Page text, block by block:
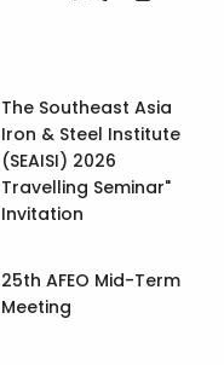
The Southeast Asia
Iron & Steel Institute
(SEAISI) 2026
Travelling Seminar"
Invitation
25th AFEO Mid-Term
Meeting